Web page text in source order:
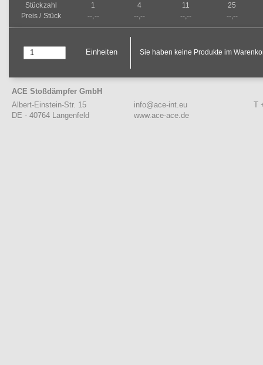
Stückzahl
Preis / Stück
1 4 11
25
--,--
--,-- --,-- --,--
Einheiten Sie haben keine Produkte im
ACE Stoßdämpfer GmbH
Albert-Einstein-Str. 15
DE - 40764 Langenfeld
info@ace-int.eu
www.ace-ace.de
T